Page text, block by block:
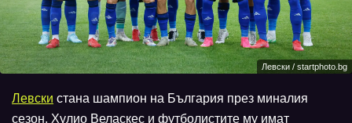
Левски / startphoto.bg
Левски стана шампион на България през миналия
сезон. Хулио Веласкес и футболистите му имат